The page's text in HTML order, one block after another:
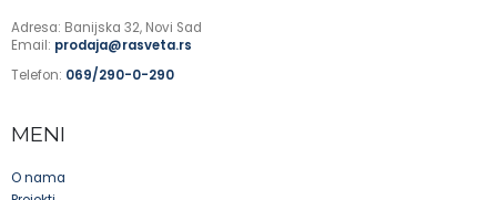
Adresa: Banijska 32, Novi Sad
Email: prodaja@rasveta.rs
Telefon: 069/290-0-290
MENI
O nama